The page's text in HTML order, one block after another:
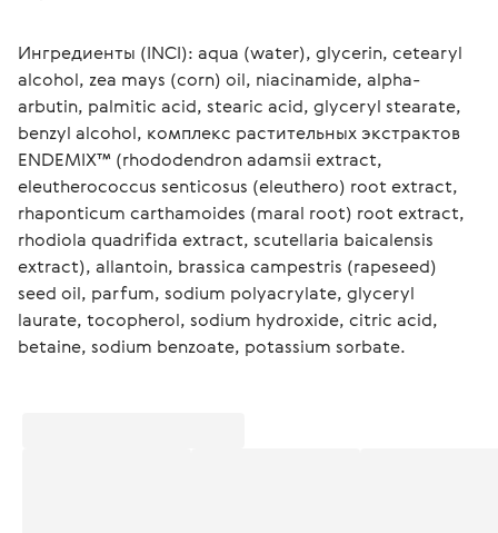
Ингредиенты (INCI): aqua (water), glycerin, cetearyl
alcohol, zea mays (corn) oil, niacinamide, alpha-
arbutin, palmitic acid, stearic acid, glyceryl stearate,
benzyl alcohol, комплекс растительных экстрактов
ENDEMIX™ (rhododendron adamsii extract,
eleutherococcus senticosus (eleuthero) root extract,
rhaponticum carthamoides (maral root) root extract,
rhodiola quadrifida extract, scutellaria baicalensis
extract), allantoin, brassica campestris (rapeseed)
seed oil, parfum, sodium polyacrylate, glyceryl
laurate, tocopherol, sodium hydroxide, citric acid,
betaine, sodium benzoate, potassium sorbate.